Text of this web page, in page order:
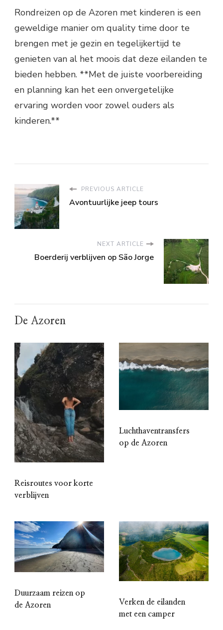
Rondreizen op de Azoren met kinderen is een
geweldige manier om quality time door te
brengen met je gezin en tegelijkertijd te
genieten van al het moois dat deze eilanden te
bieden hebben. **Met de juiste voorbereiding
en planning kan het een onvergetelijke
ervaring worden voor zowel ouders als
kinderen.**
PREVIOUS ARTICLE
Avontuurlijke jeep tours
NEXT ARTICLE
Boerderij verblijven op São Jorge
De Azoren
Reisroutes voor korte
verblijven
Luchthaventransfers
op de Azoren
Duurzaam reizen op
de Azoren
Verken de eilanden
met een camper